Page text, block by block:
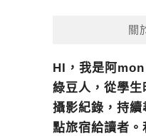
關
HI，我是阿
綠豆人，從學生
攝影紀錄，持
點旅宿給讀者。